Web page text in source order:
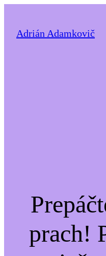
Adrián Adamkovič
prach!